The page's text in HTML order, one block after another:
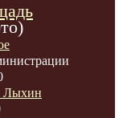
Лыхин